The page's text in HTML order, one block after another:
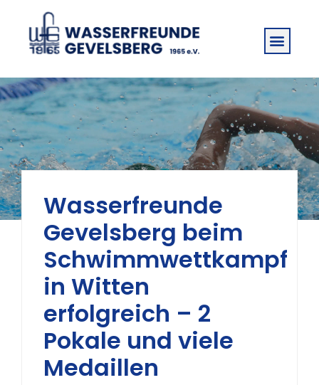
Wasserfreunde
Gevelsberg beim
Schwimmwettkampf
in Witten
erfolgreich – 2
Pokale und viele
Medaillen